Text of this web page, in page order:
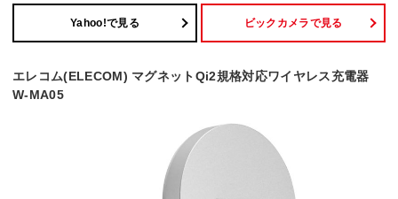
Yahoo!で見る ビックカメラで見る
エレコム(ELECOM) マグネットQi2規格対応ワイヤレス充電器
W-MA05